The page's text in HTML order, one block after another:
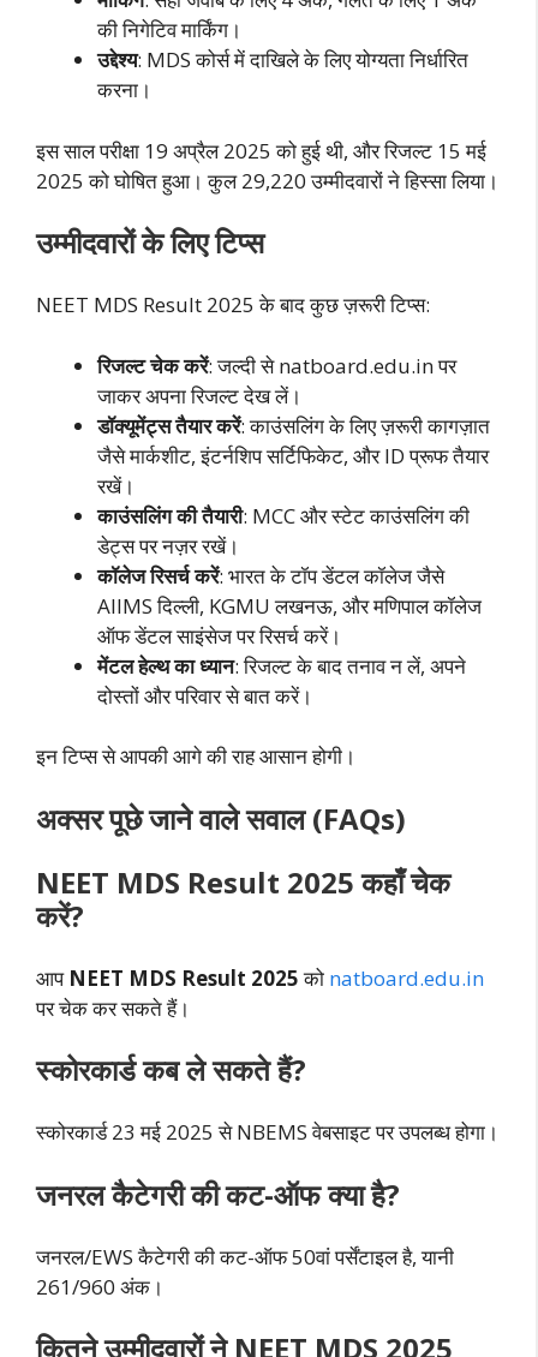
की निगेटिव मार्किंग।
उद्देश्य: MDS कोर्स में दाखिले के लिए योग्यता निर्धारित
करना।
इस साल परीक्षा 19 अप्रैल 2025 को हुई थी, और रिजल्ट 15 मई
2025 को घोषित हुआ। कुल 29,220 उम्मीदवारों ने हिस्सा लिया।
उम्मीदवारों के लिए टिप्स
NEET MDS Result 2025 के बाद कुछ ज़रूरी टिप्स:
रिजल्ट चेक करें: जल्दी से natboard.edu.in पर
जाकर अपना रिजल्ट देख लें।
डॉक्यूमेंट्स तैयार करें: काउंसलिंग के लिए ज़रूरी कागज़ात
जैसे मार्कशीट, इंटर्नशिप सर्टिफिकेट, और ID प्रूफ तैयार
रखें।
काउंसलिंग की तैयारी: MCC और स्टेट काउंसलिंग की
डेट्स पर नज़र रखें।
कॉलेज रिसर्च करें: भारत के टॉप डेंटल कॉलेज जैसे
AIIMS दिल्ली, KGMU लखनऊ, और मणिपाल कॉलेज
ऑफ डेंटल साइंसेज पर रिसर्च करें।
मेंटल हेल्थ का ध्यान: रिजल्ट के बाद तनाव न लें, अपने
दोस्तों और परिवार से बात करें।
इन टिप्स से आपकी आगे की राह आसान होगी।
अक्सर पूछे जाने वाले सवाल (FAQs)
NEET MDS Result 2025 कहाँ चेक
करें?
आप NEET MDS Result 2025को natboard.edu.in
पर चेक कर सकते हैं।
स्कोरकार्ड कब ले सकते हैं?
स्कोरकार्ड 23 मई 2025 से NBEMS वेबसाइट पर उपलब्ध होगा।
जनरल कैटेगरी की कट-ऑफ क्या है?
जनरल/EWS कैटेगरी की कट-ऑफ 50वां पर्सेंटाइल है, यानी
261/960 अंक।
कितने उम्मीदवारों ने NEET MDS 2025